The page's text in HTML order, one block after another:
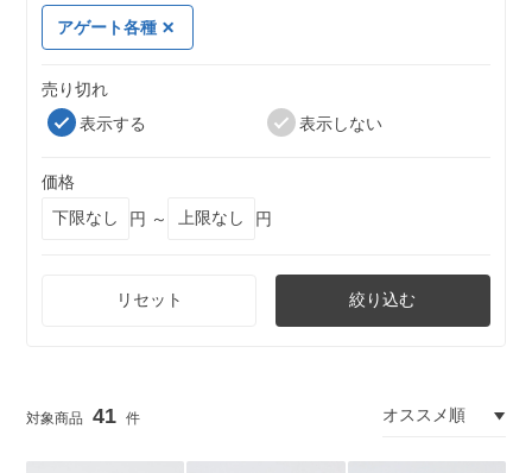
アゲート各種
売り切れ
表示する
表示しない
価格
円 ～
円
リセット 絞り込む
41